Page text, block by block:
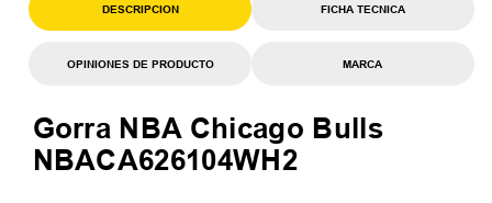
DESCRIPCION FICHA TECNICA
OPINIONES DE PRODUCTO MARCA
Gorra NBA Chicago Bulls
NBACA626104WH2